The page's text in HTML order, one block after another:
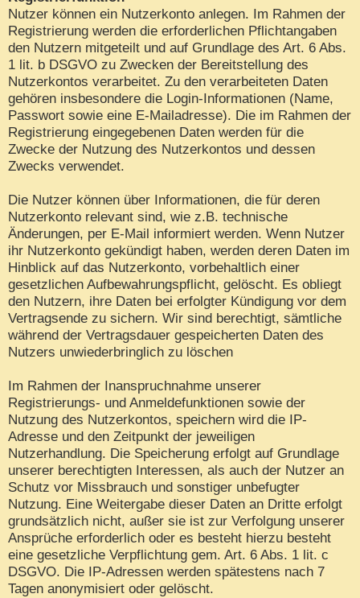
Nutzer können ein Nutzerkonto anlegen. Im Rahmen der
Registrierung werden die erforderlichen Pflichtangaben
den Nutzern mitgeteilt und auf Grundlage des Art. 6 Abs.
1 lit. b DSGVO zu Zwecken der Bereitstellung des
Nutzerkontos verarbeitet. Zu den verarbeiteten Daten
gehören insbesondere die Login-Informationen (Name,
Passwort sowie eine E-Mailadresse). Die im Rahmen der
Registrierung eingegebenen Daten werden für die
Zwecke der Nutzung des Nutzerkontos und dessen
Zwecks verwendet.
Die Nutzer können über Informationen, die für deren
Nutzerkonto relevant sind, wie z.B. technische
Änderungen, per E-Mail informiert werden. Wenn Nutzer
ihr Nutzerkonto gekündigt haben, werden deren Daten im
Hinblick auf das Nutzerkonto, vorbehaltlich einer
gesetzlichen Aufbewahrungspflicht, gelöscht. Es obliegt
den Nutzern, ihre Daten bei erfolgter Kündigung vor dem
Vertragsende zu sichern. Wir sind berechtigt, sämtliche
während der Vertragsdauer gespeicherten Daten des
Nutzers unwiederbringlich zu löschen
Im Rahmen der Inanspruchnahme unserer
Registrierungs- und Anmeldefunktionen sowie der
Nutzung des Nutzerkontos, speichern wird die IP-
Adresse und den Zeitpunkt der jeweiligen
Nutzerhandlung. Die Speicherung erfolgt auf Grundlage
unserer berechtigten Interessen, als auch der Nutzer an
Schutz vor Missbrauch und sonstiger unbefugter
Nutzung. Eine Weitergabe dieser Daten an Dritte erfolgt
grundsätzlich nicht, außer sie ist zur Verfolgung unserer
Ansprüche erforderlich oder es besteht hierzu besteht
eine gesetzliche Verpflichtung gem. Art. 6 Abs. 1 lit. c
DSGVO. Die IP-Adressen werden spätestens nach 7
Tagen anonymisiert oder gelöscht.